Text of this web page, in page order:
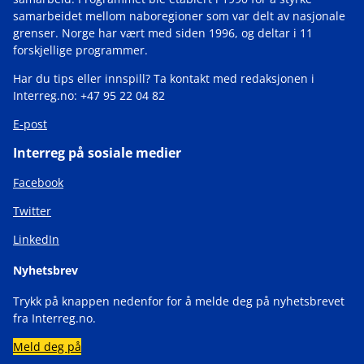
samarbeidet mellom naboregioner som var delt av nasjonale
grenser. Norge har vært med siden 1996, og deltar i 11
forskjellige programmer.
Har du tips eller innspill? Ta kontakt med redaksjonen i
Interreg.no: +47 95 22 04 82
E-post
Interreg på sosiale medier
Facebook
Twitter
LinkedIn
Nyhetsbrev
Trykk på knappen nedenfor for å melde deg på nyhetsbrevet
fra Interreg.no.
Meld deg på